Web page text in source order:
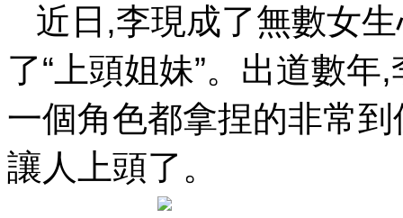
近日,李現成了無數女
了“上頭姐妹”。出道
一個角色都拿捏的非常
讓人上頭了。